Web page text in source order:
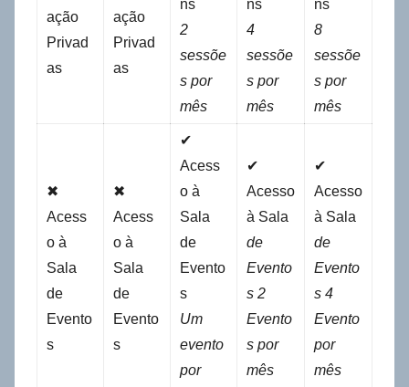
ação
Privad
as
ação
Privad
as
ns
2
sessõe
s por
mês
ns
4
sessõe
s por
mês
ns
8
sessõe
s por
mês
✖
Acess
o à
Sala
de
Evento
s
✖
Acess
o à
Sala
de
Evento
s
✔
Acess
o à
Sala
de
Evento
s
Um
evento
por
✔
Acesso
à Sala
de
Evento
s 2
Evento
s por
mês
✔
Acesso
à Sala
de
Evento
s 4
Evento
por
mês